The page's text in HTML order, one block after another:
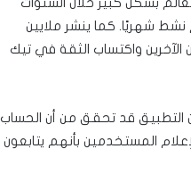
شهريًا. كما ينشر ملايين
واكتساب الثقة في تيك
التطبيق قد تحقق من أن الحساب
المستخدمين بأنهم يتابعون